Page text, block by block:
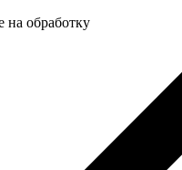
на обработку